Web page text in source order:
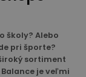
školy? Alebo
pri športe?
sortiment
je veľmi